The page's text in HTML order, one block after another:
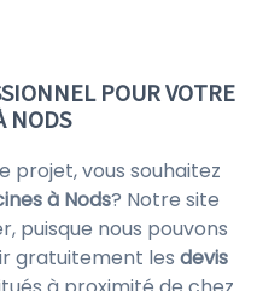
POUR VOTRE
NODS
vous souhaitez
à Nods? Notre site
puisque nous pouvons
gratuitement les devis